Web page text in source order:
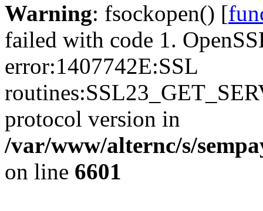
Warning: fsockopen() [
failed with code 1.
error:1407742E:SSL
protocol version in
/var/www/alternc/s/
on line 6601